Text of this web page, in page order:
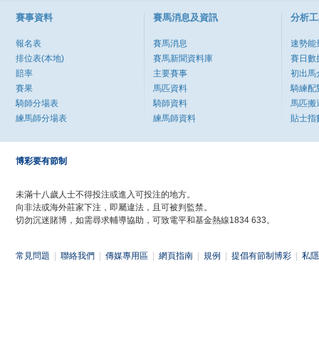
賽事資料
報名表
排位表(本地)
賠率
賽果
騎師分場表
練馬師分場表
賽馬消息及資訊
賽馬消息
賽馬新聞資料庫
主要賽事
馬匹資料
騎師資料
練馬師資料
分析
速勢能
賽日數
初出馬
騎練配
馬匹搬
貼士指
博彩要有節制
未滿十八歲人士不得投注或進入可投注的地方。
向非法或海外莊家下注，即屬違法，且可被判監禁。
切勿沉迷賭博，如需尋求輔導協助，可致電平和基金熱線1834 633。
常見問題 聯絡我們 傳媒專用區 網頁指南 規例 提倡有節制博彩 私